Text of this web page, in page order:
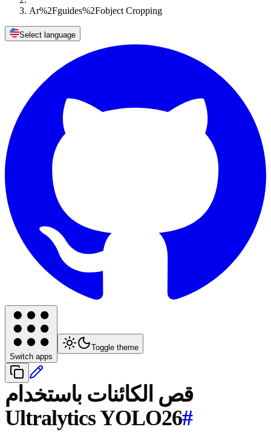
Ar%2Fguides%2Fobject Cropping
Select language
Switch apps
Toggle theme
قص الكائنات باستخدام
Ultralytics YOLO26#